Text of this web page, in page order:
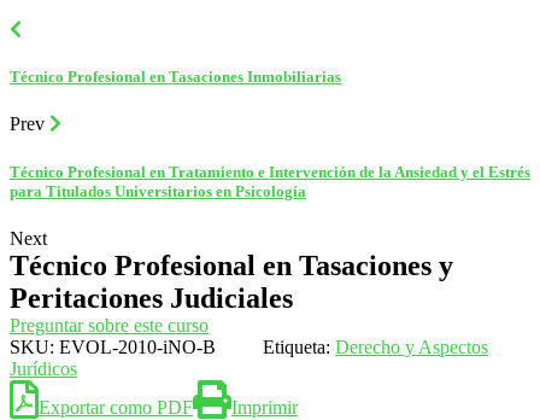
Técnico Profesional en Tasaciones Inmobiliarias
Prev
Técnico Profesional en Tratamiento e Intervención de la Ansiedad y el Estrés
para Titulados Universitarios en Psicología
Next
Técnico Profesional en Tasaciones y
Peritaciones Judiciales
Preguntar sobre este curso
SKU: EVOL-2010-iNO-B Etiqueta: Derecho y Aspectos
Jurídicos
Exportar como PDF
Imprimir